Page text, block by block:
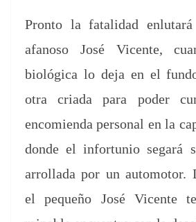
Pron­to la fatal­i­dad
afanoso José Vicente,
biológ­i­ca lo deja en el
otra cri­a­da para poder
encomien­da per­son­al en la
donde el infor­tu­nio segará
arrol­la­da por un auto­mo­tor.
el pequeño José Vicente